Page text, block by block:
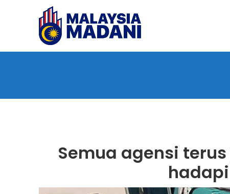
Semua agensi